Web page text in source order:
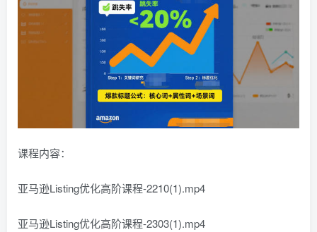
课程内容：
亚马逊Listing优化高阶课程-2210(1).mp4
亚马逊Listing优化高阶课程-2303(1).mp4